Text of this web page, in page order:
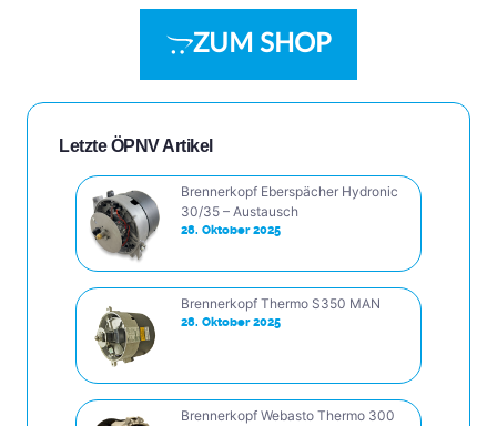
ZUM SHOP
Letzte ÖPNV Artikel
Brennerkopf Eberspächer Hydronic
30/35 – Austausch
28. Oktober 2025
Brennerkopf Thermo S350 MAN
28. Oktober 2025
Brennerkopf Webasto Thermo 300